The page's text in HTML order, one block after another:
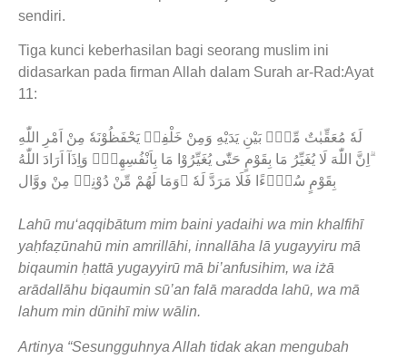
sendiri.
Tiga kunci keberhasilan bagi seorang muslim ini
didasarkan pada firman Allah dalam Surah ar-Rad:Ayat
11:
لَهٗ مُعَقِّبٰتٌ مِّنْۢ بَيْنِ يَدَيْهِ وَمِنْ خَلْفِهٖ يَحْفَظُوْنَهٗ مِنْ اَمْرِ اللّٰهِ
ۗاِنَّ اللّٰهَ لَا يُغَيِّرُ مَا بِقَوْمٍ حَتّٰى يُغَيِّرُوْا مَا بِاَنْفُسِهِمْۗ وَاِذَآ اَرَادَ اللّٰهُ
بِقَوْمٍ سُوْۤءًا فَلَا مَرَدَّ لَهٗ ۚوَمَا لَهُمْ مِّنْ دُوْنِهٖ مِنْ ووَّال
Lahū mu‘aqqibātum mim baini yadaihi wa min khalfihī
yaḥfaẓūnahū min amrillāhi, innallāha lā yugayyiru mā
biqaumin ḥattā yugayyirū mā bi’anfusihim, wa iżā
arādallāhu biqaumin sū’an falā maradda lahū, wa mā
lahum min dūnihī miw wālin.
Artinya “Sesungguhnya Allah tidak akan mengubah